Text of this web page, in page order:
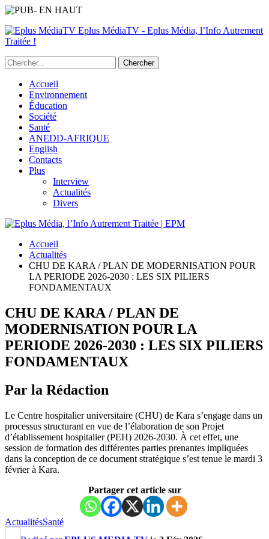
Eplus MédiaTV - Eplus Média, l’Info Autrement
Traitée !
Accueil
Environnement
Éducation
Société
Santé
ANEDD-AFRIQUE
English
Contacts
Plus
Interview
Actualités
Divers
Accueil
Actualités
CHU DE KARA / PLAN DE MODERNISATION POUR
LA PERIODE 2026-2030 : LES SIX PILIERS
FONDAMENTAUX
CHU DE KARA / PLAN DE
MODERNISATION POUR LA
PERIODE 2026-2030 : LES SIX PILIERS
FONDAMENTAUX
Par la Rédaction
Le Centre hospitalier universitaire (CHU) de Kara s’engage dans un
processus structurant en vue de l’élaboration de son Projet
d’établissement hospitalier (PEH) 2026-2030. À cet effet, une
session de formation des différentes parties prenantes impliquées
dans la conception de ce document stratégique s’est tenue le mardi 3
février à Kara.
Partager cet article sur
ActualitésSanté